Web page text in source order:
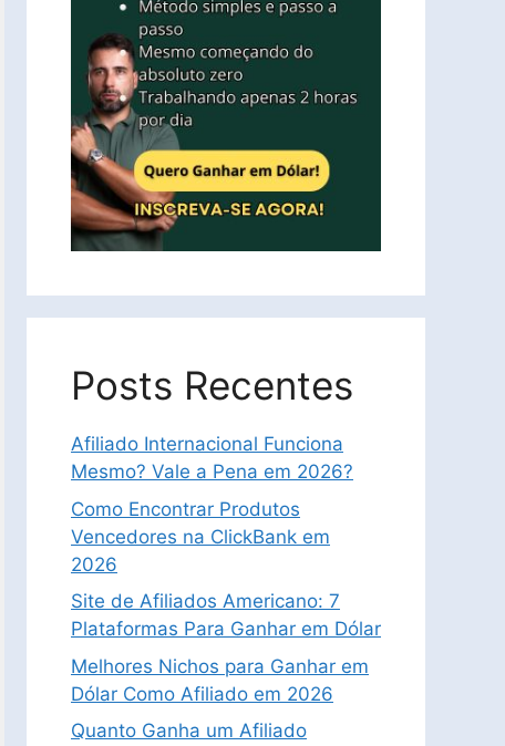
Posts Recentes
Afiliado Internacional Funciona
Mesmo? Vale a Pena em 2026?
Como Encontrar Produtos
Vencedores na ClickBank em
2026
Site de Afiliados Americano: 7
Plataformas Para Ganhar em Dólar
Melhores Nichos para Ganhar em
Dólar Como Afiliado em 2026
Quanto Ganha um Afiliado